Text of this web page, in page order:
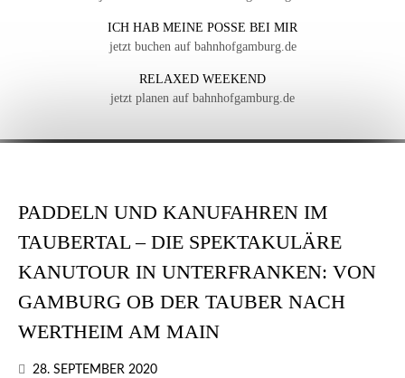
ICH HAB MEINE POSSE BEI MIR
jetzt buchen auf bahnhofgamburg.de
RELAXED WEEKEND
jetzt planen auf bahnhofgamburg.de
PADDELN UND KANUFAHREN IM
TAUBERTAL – DIE SPEKTAKULÄRE
KANUTOUR IN UNTERFRANKEN: VON
GAMBURG OB DER TAUBER NACH
WERTHEIM AM MAIN
28. SEPTEMBER 2020